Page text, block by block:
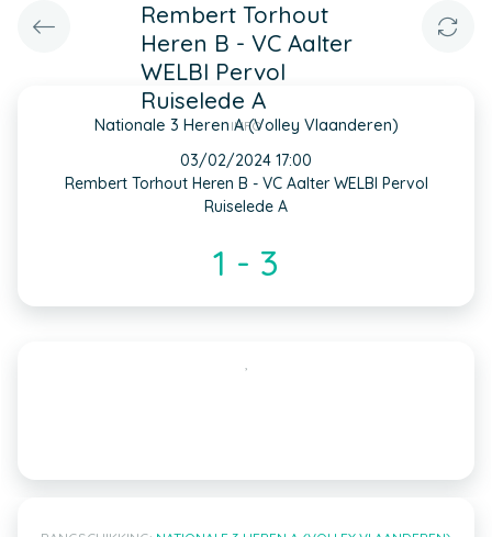
Rembert Torhout
Heren B - VC Aalter
WELBI Pervol
Ruiselede A
Nationale 3 Heren A (Volley Vlaanderen)
INFO
03/02/2024 17:00
Rembert Torhout Heren B - VC Aalter WELBI Pervol
Ruiselede A
1 - 3
,